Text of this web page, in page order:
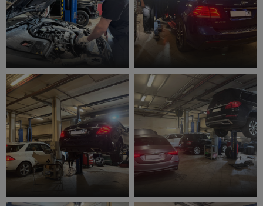
Техническое обслуживание Ремонт кондиционера
Ремонт системы охлаждения Ремонт подвески